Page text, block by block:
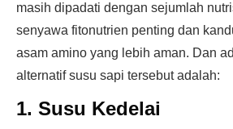
masih dipadati dengan sejumlah
senyawa fitonutrien penting dan
asam amino yang lebih aman. Dan
alternatif susu sapi tersebut adalah:
1. Susu Kedelai